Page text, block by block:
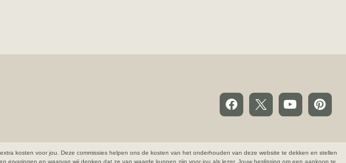
kosten voor jou. Deze commissies helpen ons de kosten van het onderhouden van deze website te dekken en stellen